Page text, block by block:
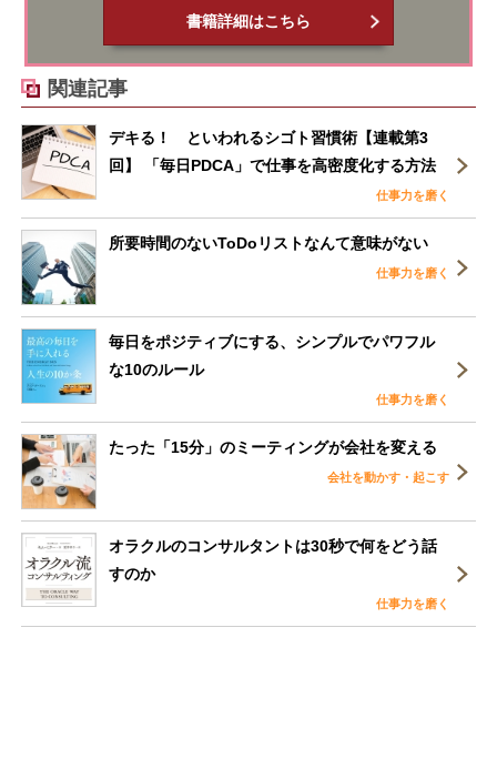
書籍詳細はこちら
関連記事
デキる！ といわれるシゴト習慣術【連載第3
回】 「毎日PDCA」で仕事を高密度化する方法
仕事力を磨く
所要時間のないToDoリストなんて意味がない
仕事力を磨く
毎日をポジティブにする、シンプルでパワフル
な10のルール
仕事力を磨く
たった「15分」のミーティングが会社を変える
会社を動かす・起こす
オラクルのコンサルタントは30秒で何をどう話
すのか
仕事力を磨く